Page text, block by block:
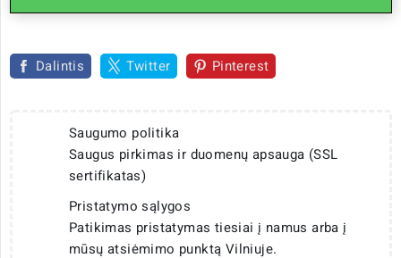
Dalintis Twitter Pinterest
Saugumo politika
Saugus pirkimas ir duomenų apsauga (SSL
sertifikatas)
Pristatymo sąlygos
Patikimas pristatymas tiesiai į namus arba į
mūsų atsiėmimo punktą Vilniuje.